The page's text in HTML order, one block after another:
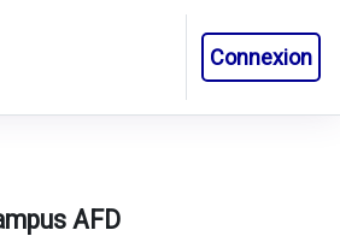
Connexion
AFD